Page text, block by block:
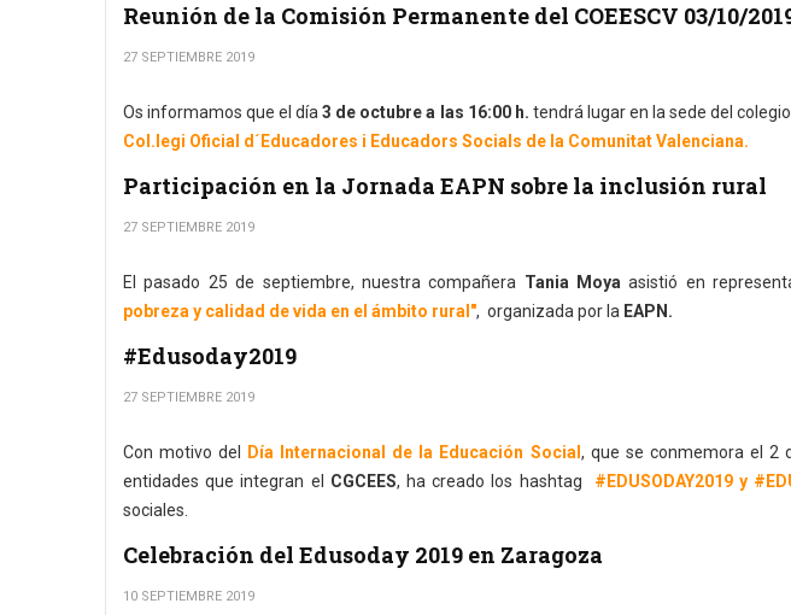
Reunión de la Comisión Permanente del COEESCV 03/10/
27 SEPTIEMBRE 2019
Os informamos que el día 3 de octubre a las 16:00 h. tendrá lugar en la sede del
Col.legi Oficial d´Educadores i Educadors Socials de la Comunitat Valenciana.
Participación en la Jornada EAPN sobre la inclusión rural
27 SEPTIEMBRE 2019
El pasado 25 de septiembre, nuestra compañera Tania Moya asistió en
pobreza y calidad de vida en el ámbito rural", organizada por la EAPN.
#Edusoday2019
27 SEPTIEMBRE 2019
Con motivo del Día Internacional de la Educación Social , que se conmemora el 2
entidades que integran el CGCEES, ha creado los hashtag #EDUSODAY2019 y
sociales.
Celebración del Edusoday 2019 en Zaragoza
10 SEPTIEMBRE 2019